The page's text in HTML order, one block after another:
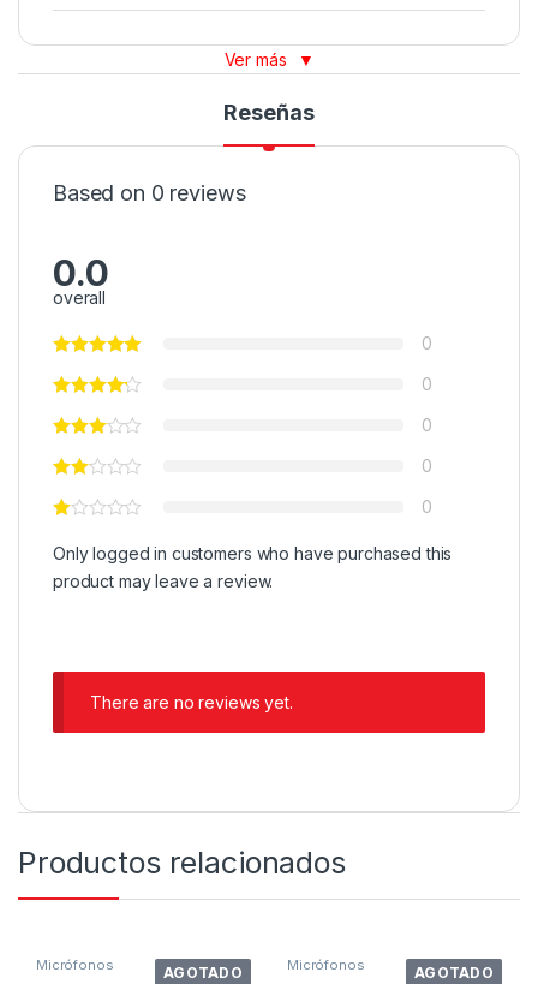
Ver más ▼
Reseñas
Based on 0 reviews
0.0
overall
0
0
0
0
0
Only logged in customers who have purchased this
product may leave a review.
There are no reviews yet.
Productos relacionados
AGOTADO
Micrófonos AGOTADO
Micrófonos